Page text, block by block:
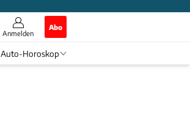
Anmelden
Abo
Auto-Horoskop